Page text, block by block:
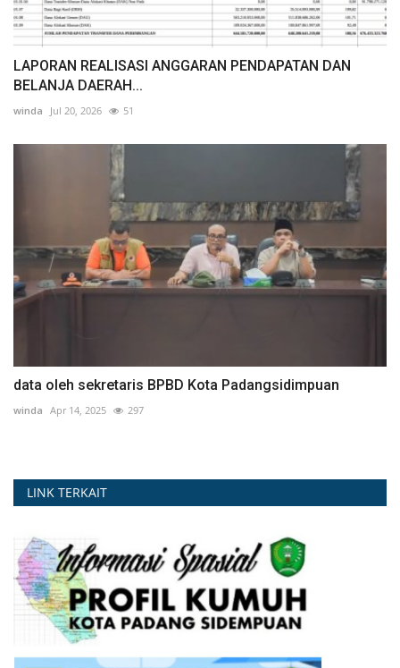
LAPORAN REALISASI ANGGARAN PENDAPATAN DAN
BELANJA DAERAH...
winda Jul 20, 2026 51
data oleh sekretaris BPBD Kota Padangsidimpuan
winda Apr 14, 2025 297
LINK TERKAIT